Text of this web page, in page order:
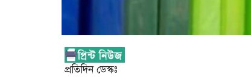
প্রতিদিন ডেস্কঃ